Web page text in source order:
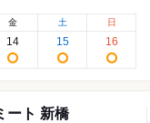
金
14
土
15
日
16
ート 新橋